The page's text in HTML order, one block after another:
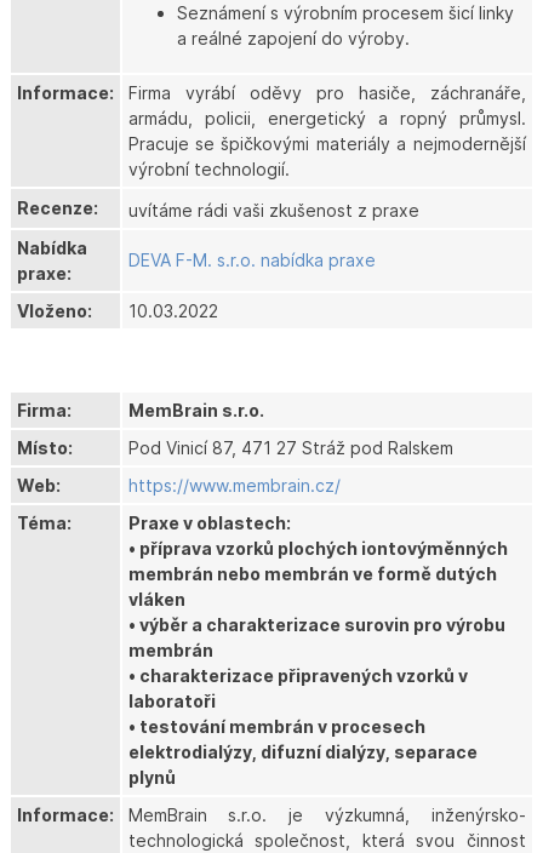
Seznámení s výrobním procesem šicí linky
a reálné zapojení do výroby.
Informace:
Firma vyrábí oděvy pro hasiče, záchranáře,
armádu, policii, energetický a ropný průmysl.
Pracuje se špičkovými materiály a nejmodernější
výrobní technologií.
Recenze:
uvítáme rádi vaši zkušenost z praxe
Nabídka
praxe:
DEVA F-M. s.r.o. nabídka praxe
Vloženo: 10.03.2022
Firma:
MemBrain s.r.o.
Místo:
Pod Vinicí 87, 471 27 Stráž pod Ralskem
Web:
https://www.membrain.cz/
Téma:
Praxe v oblastech:
• příprava vzorků plochých iontovýměnných
membrán nebo membrán ve formě dutých
vláken
• výběr a charakterizace surovin pro výrobu
membrán
• charakterizace připravených vzorků v
laboratoři
• testování membrán v procesech
elektrodialýzy, difuzní dialýzy, separace
plynů
Informace:
MemBrain s.r.o. je výzkumná, inženýrsko-
technologická společnost, která svou činnost